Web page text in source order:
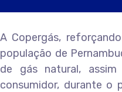
A Copergás,
população de
de gás natural,
consumidor, durante o